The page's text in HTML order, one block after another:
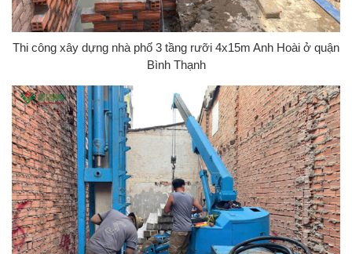
Thi công xây dựng nhà phố 3 tầng rưỡi 4x15m Anh Hoài ở quận
Bình Thạnh